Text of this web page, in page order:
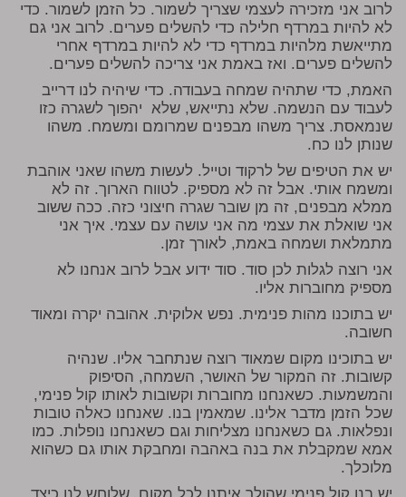
לרוב אני מזכירה לעצמי שצריך לשמור. כל הזמן לשמור. כדי
לא להיות במרדף חלילה כדי להשלים פערים. לרוב אני גם
מתייאשת מלהיות במרדף כדי לא להיות במרדף אחרי
להשלים פערים. ואז באמת אני צריכה להשלים פערים.
האמת, כדי שתהיה שמחה בעבודה. כדי שיהיה לנו דרייב
לעבוד עם הנשמה. שלא נתייאש, שלא יהפוך לשגרה כזו
שנמאסת. צריך משהו מבפנים שמרומם ומשמח. משהו
שנותן לנו כח.
יש את הטיפים של לרקוד וטייל. לעשות משהו שאני אוהבת
ומשמח אותי. אבל זה לא מספיק. לטווח הארוך. זה לא
ממלא מבפנים, זה מן שובר שגרה חיצוני כזה. ככה ששוב
אני שואלת את עצמי מה אני עושה עם עצמי. איך אני
מתמלאת ושמחה באמת, לאורך זמן.
אני רוצה לגלות לכן סוד. סוד ידוע אבל לרוב אנחנו לא
מספיק מחוברות אליו.
יש בתוכנו מהות פנימית. נפש אלוקית. אהובה יקרה ומאוד
חשובה.
יש בתוכינו מקום שמאוד רוצה שנתחבר אליו. שנהיה
קשובות. זה המקור של האושר, השמחה, הסיפוק
והמשמעות. כשאנחנו מחוברות וקשובות לאותו קול פנימי,
שכל הזמן מדבר אלינו. שמאמין בנו. שאנחנו כאלה טובות
ונפלאות. גם כשאנחנו מצליחות וגם כשאנחנו נופלות. כמו
אמא שמקבלת את בנה באהבה ומחבקת אותו גם כשהוא
מלוכלך.